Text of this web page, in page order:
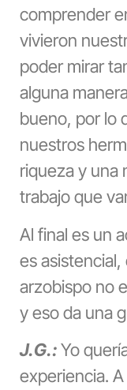
comprender
vivieron
poder mirar
alguna
bueno, por lo
nuestros
riqueza y una
trabajo que
Al final es un
es
arzobispo no
y eso da una
J.G.:Yo
experiencia.